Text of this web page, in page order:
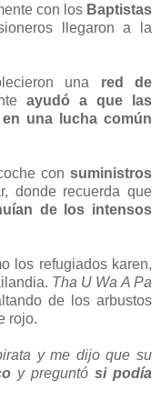
con los Baptistas
llegaron a la
una red de
ayudó a que las
una lucha común
con suministros
donde recuerda que
de los intensos
los refugiados karen,
Tha U Wa A Pa
de los arbustos
rojo.
y me dijo que su
y preguntó si podía